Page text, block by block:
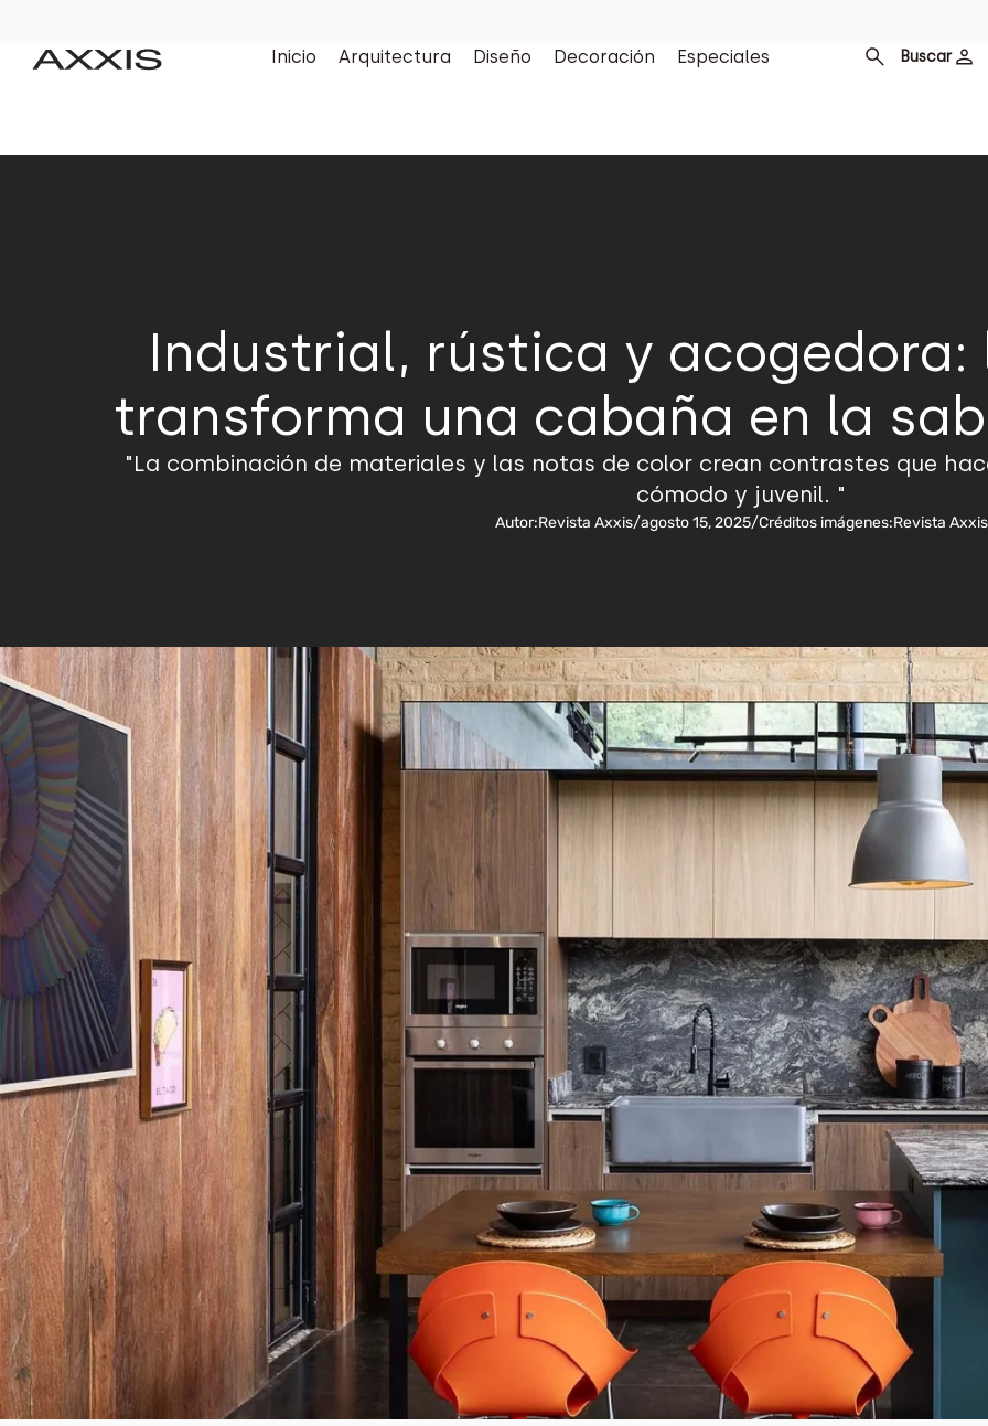
Inicio Arquitectura Diseño Decoración Especiales Buscar
Industrial, rústica y acogedora:
transforma una cabaña en la
"La combinación de materiales y las notas de color crean contrastes que
cómodo y juvenil. "
Autor:Revista Axxis/agosto 15, 2025/Créditos imágenes:Revista Axxis